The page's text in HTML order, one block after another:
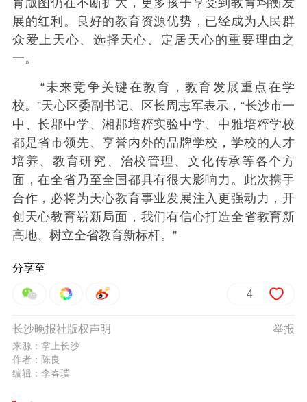
育版图仍在不断扩大，更多孩子享受到教育均衡发
展的红利。良好的教育资源优势，已经成为人民群
众爱上天心、选择天心、定居天心的重要理由之
一。
“未来竞争关键在教育，教育发展重点在学
校。”天心区委副书记、区长周志军表示，“长沙市一
中、长郡中学、湘郡培粹实验中学、中雅培粹学校
都是省市领先、享誉内外的品牌学校，学校的人才
培养、教育研究、治校管理、文化传承等各个方
面，在全省乃至全国都具有很大影响力。此次携手
合作，必将为天心教育事业发展注入更强动力，开
创天心教育崭新局面，我们有信心打造全省教育新
高地、树立全省教育新标杆。”
分享至
4
举报
长沙晚报社版权声明
来源：掌上长沙
作者：陈良
编辑：李春璞